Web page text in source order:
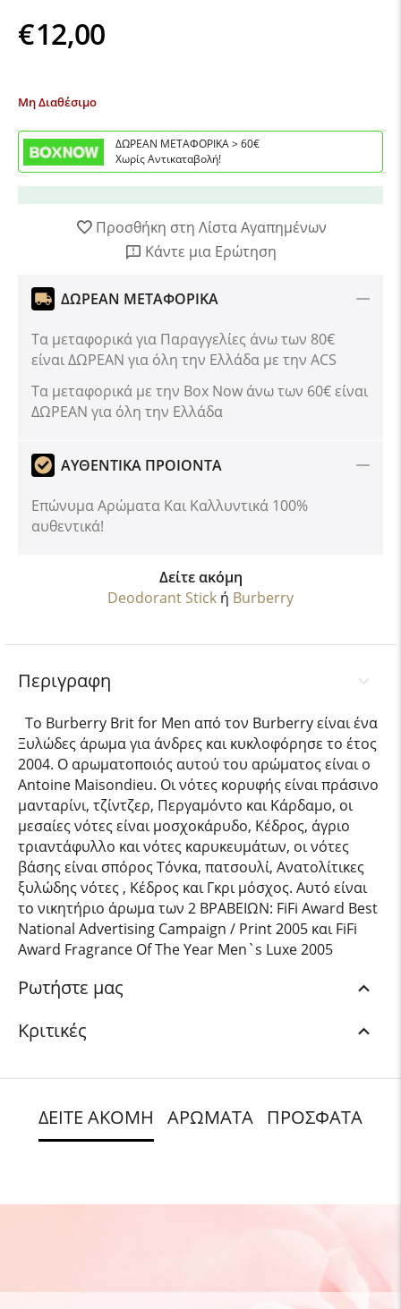
€12,00
Μη Διαθέσιμο
ΔΩΡΕΑΝ ΜΕΤΑΦΟΡΙΚΑ > 60€
Χωρίς Αντικαταβολή!
Προσθήκη στη Λίστα Αγαπημένων
Κάντε μια Ερώτηση
ΔΩΡΕΑΝ ΜΕΤΑΦΟΡΙΚΑ
Τα μεταφορικά για Παραγγελίες άνω των 80€
είναι ΔΩΡΕΑΝ για όλη την Ελλάδα με την ACS
Tα μεταφορικά με την Box Now άνω των 60€ είναι
ΔΩΡΕΑΝ για όλη την Ελλάδα
ΑΥΘΕΝΤΙΚΑ ΠΡΟΙΟΝΤΑ
Επώνυμα Αρώματα Και Καλλυντικά 100%
αυθεντικά!
Δείτε ακόμη
Deodorant Stick ή Burberry
Περιγραφη
Το Burberry Brit for Men από τον Burberry είναι ένα
Ξυλώδες άρωμα για άνδρες και κυκλοφόρησε το έτος
2004. Ο αρωματοποιός αυτού του αρώματος είναι ο
Antoine Maisondieu. Οι νότες κορυφής είναι πράσινο
μανταρίνι, τζίντζερ, Περγαμόντο και Κάρδαμο, οι
μεσαίες νότες είναι μοσχοκάρυδο, Κέδρος, άγριο
τριαντάφυλλο και νότες καρυκευμάτων, οι νότες
βάσης είναι σπόρος Τόνκα, πατσουλί, Ανατολίτικες
ξυλώδης νότες , Κέδρος και Γκρι μόσχος. Αυτό είναι
το νικητήριο άρωμα των 2 ΒΡΑΒΕΙΩΝ: FiFi Award Best
National Advertising Campaign / Print 2005 και FiFi
Award Fragrance Of The Year Men`s Luxe 2005
Ρωτήστε μας
Κριτικές
ΔΕΙΤΕ ΑΚΟΜΗ ΑΡΩΜΑΤΑ ΠΡΟΣΦΑΤΑ